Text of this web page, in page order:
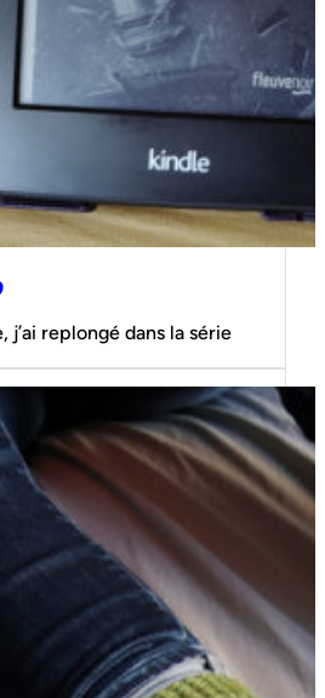
j’ai replongé dans la série